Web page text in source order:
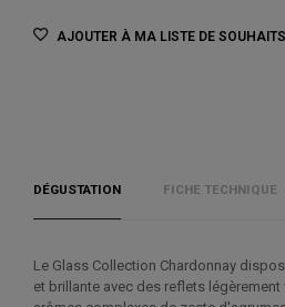
AJOUTER À MA LISTE DE SOUHAITS
DÉGUSTATION FICHE TECHNIQUE
Le Glass Collection Chardonnay
et brillante avec des reflets